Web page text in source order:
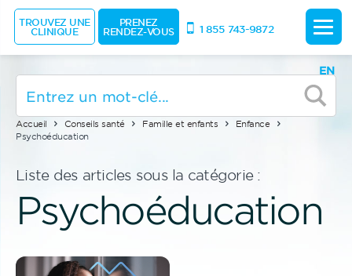
EN
Accueil Conseils santé Famille et enfants
Enfance
Psychoéducation
Liste des articles sous la catégorie :
Psychoéducation
TROUVEZ UNE
CLINIQUE
PRENEZ
RENDEZ-VOUS 1 855 743-9872